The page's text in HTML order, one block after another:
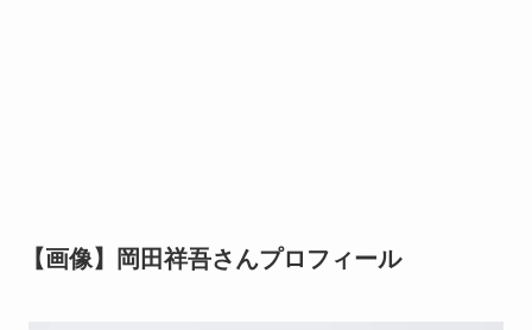
【画像】岡田祥吾さんプロフィール